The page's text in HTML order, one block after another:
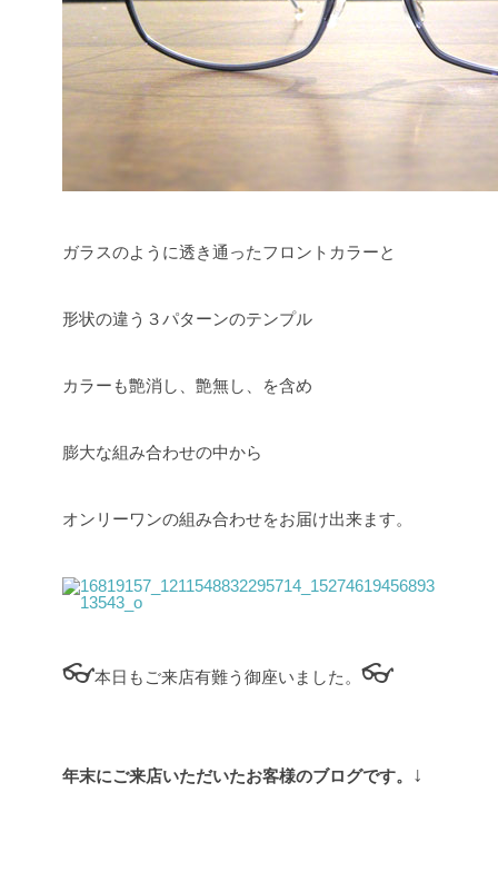
ガラスのように透き通ったフロントカラーと
形状の違う３パターンのテンプル
カラーも艶消し、艶無し、を含め
膨大な組み合わせの中から
オンリーワンの組み合わせをお届け出来ます。
👓本日もご来店有難う御座いました。 👓
年末にご来店いただいたお客様のブログです。 ↓